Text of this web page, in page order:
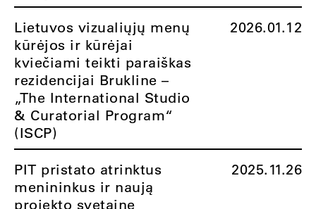
Lietuvos vizualiųjų menų
kūrėjos ir kūrėjai
kviečiami teikti paraiškas
rezidencijai Brukline –
„The International Studio
& Curatorial Program“
(ISCP)
2026.01.12
PIT pristato atrinktus
menininkus ir naują
projekto svetainę
2025.11.26